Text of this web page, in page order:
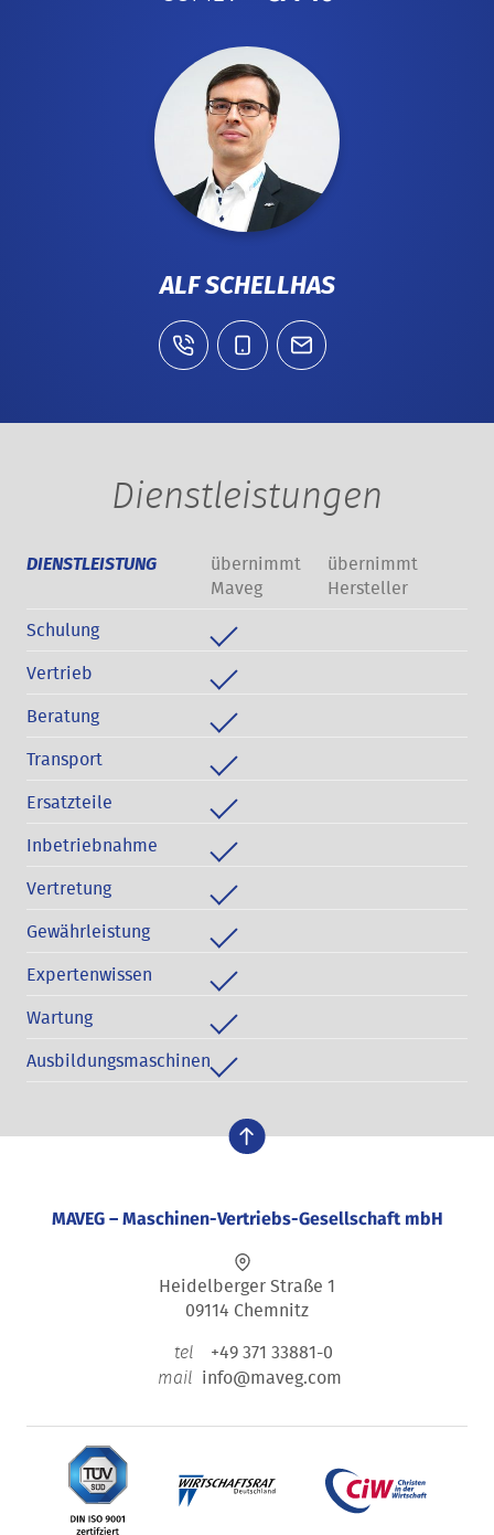
ALF SCHELLHAS
Dienstleistungen
DIENSTLEISTUNG
übernimmt
Maveg
übernimmt
Hersteller
Schulung
Vertrieb
Beratung
Transport
Ersatzteile
Inbetriebnahme
Vertretung
Gewährleistung
Expertenwissen
Wartung
Ausbildungsmaschinen
nach oben
MAVEG – Maschinen-Vertriebs-Gesellschaft mbH
Heidelberger Straße 1
09114 Chemnitz
tel +49 371 33881-0
mail info@maveg.com